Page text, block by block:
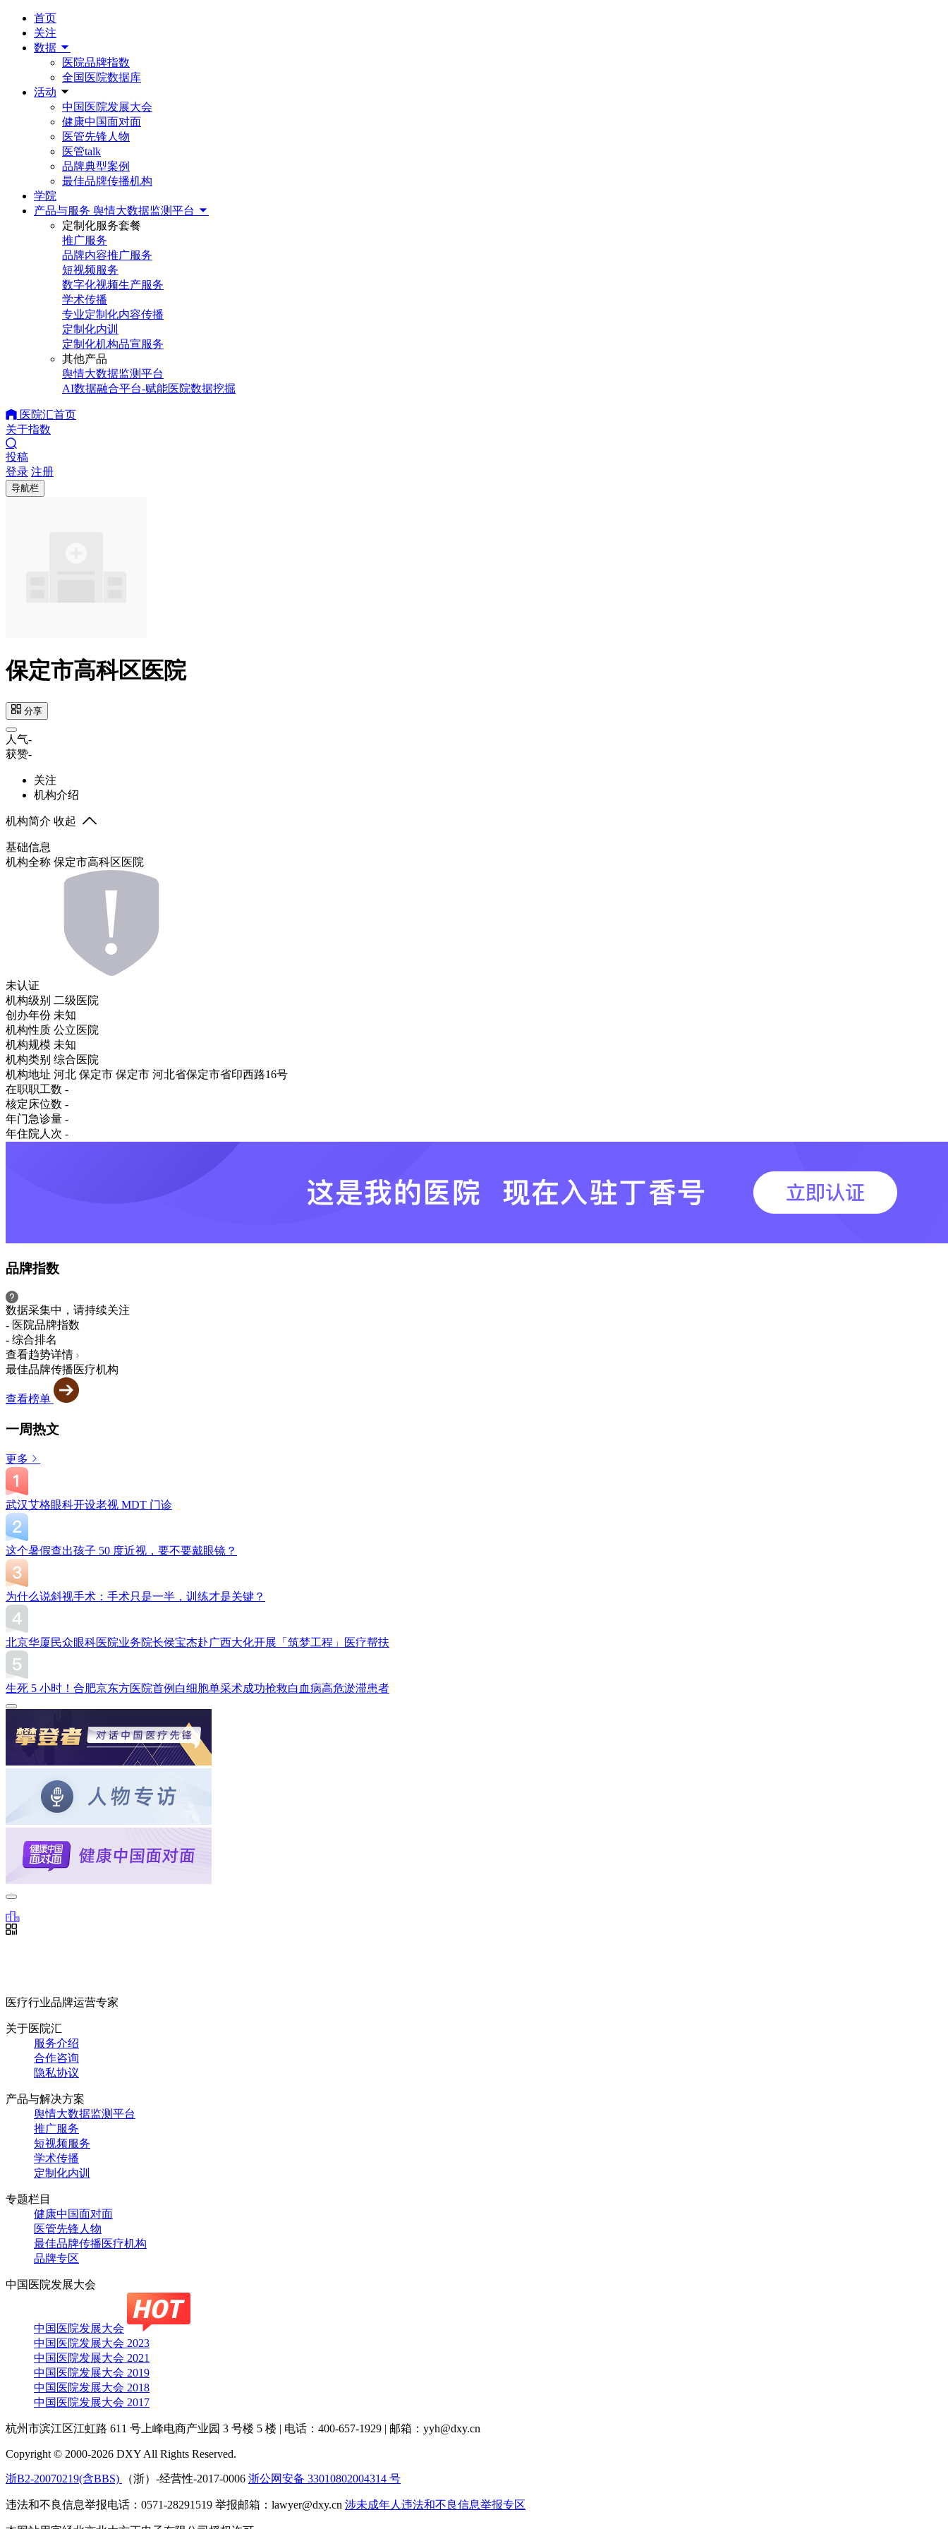
首页
关注
数据
医院品牌指数
全国医院数据库
活动
中国医院发展大会
健康中国面对面
医管先锋人物
医管talk
品牌典型案例
最佳品牌传播机构
学院
产品与服务 舆情大数据监测平台
定制化服务套餐
推广服务
品牌内容推广服务
短视频服务
数字化视频生产服务
学术传播
专业定制化内容传播
定制化内训
定制化机构品宣服务
其他产品
舆情大数据监测平台
AI数据融合平台-赋能医院数据挖掘
医院汇首页
关于指数
投稿
登录 注册
导航栏
保定市高科区医院
分享
人气-
获赞-
关注
机构介绍
机构简介 收起
基础信息
机构全称 保定市高科区医院
未认证
机构级别 二级医院
创办年份 未知
机构性质 公立医院
机构规模 未知
机构类别 综合医院
机构地址 河北 保定市 保定市 河北省保定市省印西路16号
在职职工数 -
核定床位数 -
年门急诊量 -
年住院人次 -
品牌指数
数据采集中，请持续关注
- 医院品牌指数
- 综合排名
查看趋势详情
最佳品牌传播医疗机构
查看榜单
一周热文
更多
武汉艾格眼科开设老视 MDT 门诊
这个暑假查出孩子 50 度近视，要不要戴眼镜？
为什么说斜视手术：手术只是一半，训练才是关键？
北京华厦民众眼科医院业务院长侯宝杰赴广西大化开展「筑梦工程」医疗帮扶
生死 5 小时！合肥京东方医院首例白细胞单采术成功抢救白血病高危淤滞患者
医疗行业品牌运营专家
关于医院汇
服务介绍
合作咨询
隐私协议
产品与解决方案
舆情大数据监测平台
推广服务
短视频服务
学术传播
定制化内训
专题栏目
健康中国面对面
医管先锋人物
最佳品牌传播医疗机构
品牌专区
中国医院发展大会
中国医院发展大会
中国医院发展大会 2023
中国医院发展大会 2021
中国医院发展大会 2019
中国医院发展大会 2018
中国医院发展大会 2017
杭州市滨江区江虹路 611 号上峰电商产业园 3 号楼 5 楼 | 电话：400-657-1929 | 邮箱：yyh@dxy.cn
Copyright © 2000-2026 DXY All Rights Reserved.
浙B2-20070219(含BBS) （浙）-经营性-2017-0006 浙公网安备 33010802004314 号
违法和不良信息举报电话：0571-28291519 举报邮箱：lawyer@dxy.cn 涉未成年人违法和不良信息举报专区